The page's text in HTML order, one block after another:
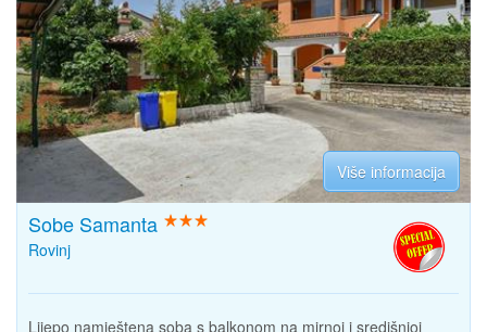
Više informacija
Sobe Samanta
Rovinj
Lijepo namještena soba s balkonom na mirnoj i središnjoj